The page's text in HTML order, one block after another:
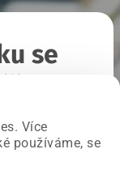
Více
používáme, se
se
opravujeme.
stránku.